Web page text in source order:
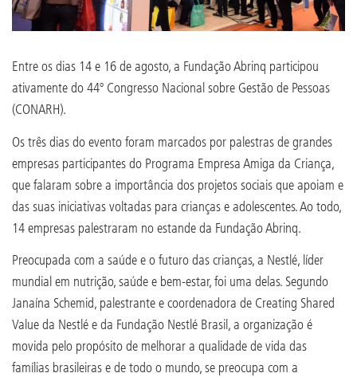
Entre os dias 14 e 16 de agosto, a Fundação Abrinq participou
ativamente do 44º Congresso Nacional sobre Gestão de Pessoas
(CONARH).
Os três dias do evento foram marcados por palestras de grandes
empresas participantes do Programa Empresa Amiga da Criança,
que falaram sobre a importância dos projetos sociais que apoiam e
das suas iniciativas voltadas para crianças e adolescentes. Ao todo,
14 empresas palestraram no estande da Fundação Abrinq.
Preocupada com a saúde e o futuro das crianças, a Nestlé, líder
mundial em nutrição, saúde e bem-estar, foi uma delas. Segundo
Janaína Schemid, palestrante e coordenadora de Creating Shared
Value da Nestlé e da Fundação Nestlé Brasil, a organização é
movida pelo propósito de melhorar a qualidade de vida das
famílias brasileiras e de todo o mundo, se preocupa com a